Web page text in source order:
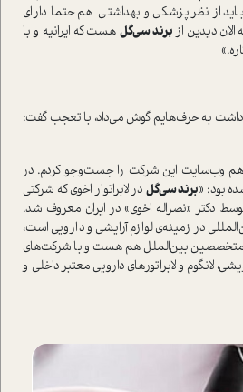
از نظر پزشکی و بهداشتی هم حتما دارای
دیدین ازبرند سی‌گلهست که ایرانیه و با
داشت به حرف‌هایم گوش می‌داد، با تعجب گفت:
وب‌سایت این شرکت را جست‌وجو کردم. در
بود: «برند سی‌گل در لابراتوار اخوی که شرکتی
بوده، در سال ۱۳۶۹ توسط دکتر «نصراله اخوی» در ایران معروف شد.
در زمینه‌ی لوازم آرایشی و دارویی است،
بین‌الملل هم هست و با شرکت‌های
لانگوم و لابراتورهای دارویی معتبر داخلی و